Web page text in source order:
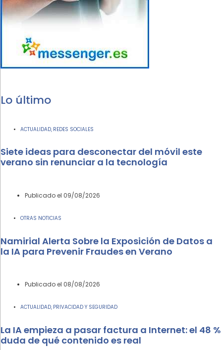
Lo último
ACTUALIDAD REDES SOCIALES
Siete ideas para desconectar del móvil este
verano sin renunciar a la tecnología
Publicado el 09/08/2026
OTRAS NOTICIAS
Namirial Alerta Sobre la Exposición de Datos a
la IA para Prevenir Fraudes en Verano
Publicado el 08/08/2026
ACTUALIDAD PRIVACIDAD Y SEGURIDAD
La IA empieza a pasar factura a Internet: el 48 %
duda de qué contenido es real